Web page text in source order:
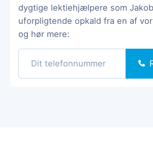
dygtige lektiehjælpere som
uforpligtende opkald fra en af
og hør mere: